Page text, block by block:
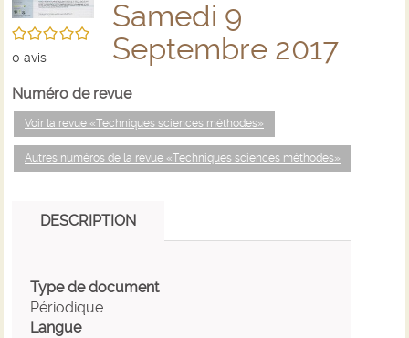
/5
0 avis
Samedi 9
Septembre 2017
Numéro de revue
Voir la revue «Techniques sciences méthodes»
Autres numéros de la revue «Techniques sciences méthodes»
DESCRIPTION
Type de document
Périodique
Langue